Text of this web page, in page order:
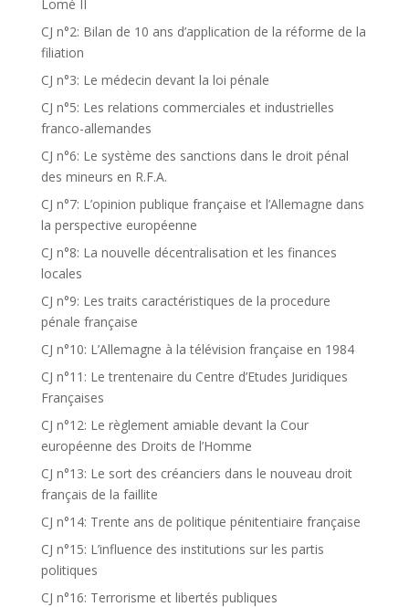
Lomé II
CJ n°2: Bilan de 10 ans d’application de la réforme de la
filiation
CJ n°3: Le médecin devant la loi pénale
CJ n°5: Les relations commerciales et industrielles
franco-allemandes
CJ n°6: Le système des sanctions dans le droit pénal
des mineurs en R.F.A.
CJ n°7: L’opinion publique française et l’Allemagne dans
la perspective européenne
CJ n°8: La nouvelle décentralisation et les finances
locales
CJ n°9: Les traits caractéristiques de la procedure
pénale française
CJ n°10: L’Allemagne à la télévision française en 1984
CJ n°11: Le trentenaire du Centre d’Etudes Juridiques
Françaises
CJ n°12: Le règlement amiable devant la Cour
européenne des Droits de l’Homme
CJ n°13: Le sort des créanciers dans le nouveau droit
français de la faillite
CJ n°14: Trente ans de politique pénitentiaire française
CJ n°15: L’influence des institutions sur les partis
politiques
CJ n°16: Terrorisme et libertés publiques